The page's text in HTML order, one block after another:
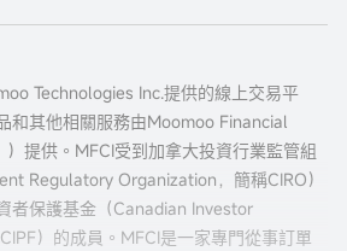
Technologies Inc.提供的線上交易平
和其他相關服務由Moomoo Financial
提供。MFCI受到加拿大投資行業監管組
Regulatory Organization，簡稱CIRO）
者保護基金（Canadian Investor
）的成員。MFCI是一家專門從事訂單